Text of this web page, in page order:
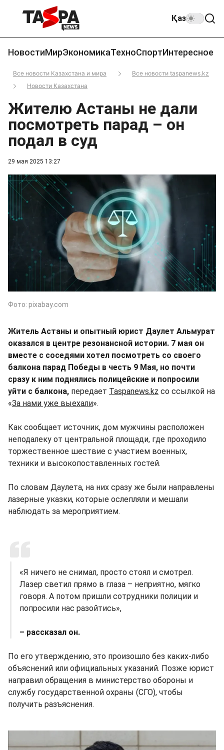
Қаз
НовостиМирЭкономикаТехноСпортИнтересное
Все новости Казахстана и мира
Все новости taspanews.kz
Новости Казахстана
29 мая 2025 13:27
Жителю Астаны не дали
посмотреть парад – он
подал в суд
Фото: pixabay.com
Житель Астаны и опытный юрист Даулет Альмурат
оказался в центре резонансной истории. 7 мая он
вместе с соседями хотел посмотреть со своего
балкона парад Победы в честь 9 Мая, но почти
сразу к ним поднялись полицейские и попросили
уйти с балкона, передает Taspanews.kz со ссылкой на
«За нами уже выехали».
Как сообщает источник, дом мужчины расположен
неподалеку от центральной площади, где проходило
торжественное шествие с участием военных,
техники и высокопоставленных гостей.
По словам Даулета, на них сразу же были направлены
лазерные указки, которые ослепляли и мешали
наблюдать за мероприятием.
«Я ничего не снимал, просто стоял и смотрел.
Лазер светил прямо в глаза – неприятно, мягко
говоря. А потом пришли сотрудники полиции и
попросили нас разойтись»,
– рассказал он.
По его утверждению, это произошло без каких-либо
объяснений или официальных указаний. Позже юрист
направил обращения в министерство обороны и
службу государственной охраны (СГО), чтобы
получить разъяснения.